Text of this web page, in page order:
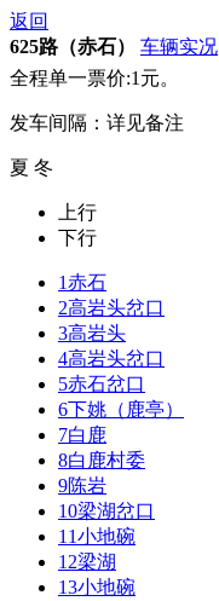
返回
625路（赤石）
车辆实况
全程单一票价:1元。
发车间隔：详见备注
夏 冬
上行
下行
1赤石
2高岩头岔口
3高岩头
4高岩头岔口
5赤石岔口
6下姚（鹿亭）
7白鹿
8白鹿村委
9陈岩
10梁湖岔口
11小地碗
12梁湖
13小地碗